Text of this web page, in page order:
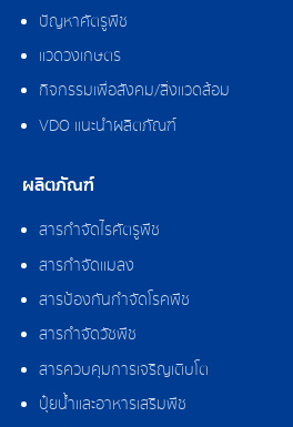
ปัญหาศัตรูพืช
แวดวงเกษตร
กิจกรรมเพื่อสังคม/สิ่งแวดล้อม
VDO แนะนำผลิตภัณฑ์
ผลิตภัณฑ์
สารกำจัดไรศัตรูพืช
สารกำจัดแมลง
สารป้องกันกำจัดโรคพืช
สารกำจัดวัชพืช
สารควบคุมการเจริญเติบโต
ปุ๋ยน้ำและอาหารเสริมพืช